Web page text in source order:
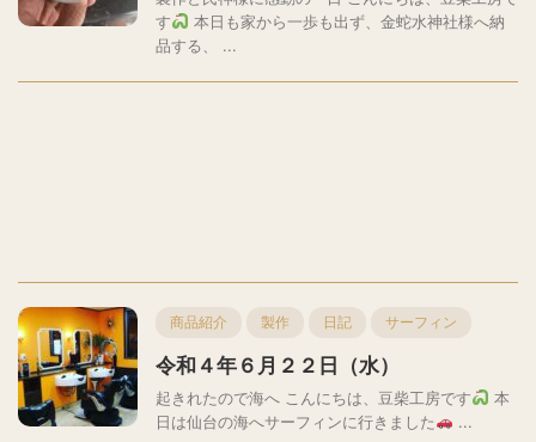
す
本日も家から一歩も出ず、金蛇水神社様へ納
品する、 ...
商品紹介 製作 日記 サーフィン
令和４年６月２２日（水）
起きれたので海へ こんにちは、豆柴工房です
本
日は仙台の海へサーフィンに行きました
...